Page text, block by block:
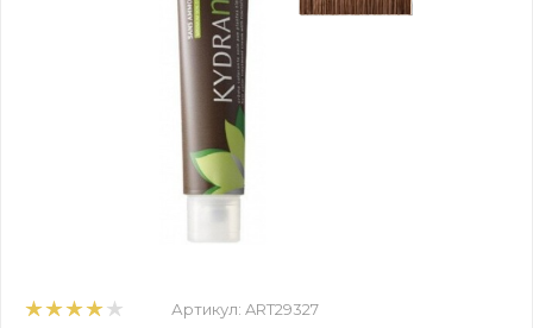
Артикул: ART29327